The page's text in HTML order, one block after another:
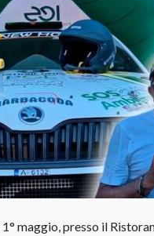
maggio, presso il